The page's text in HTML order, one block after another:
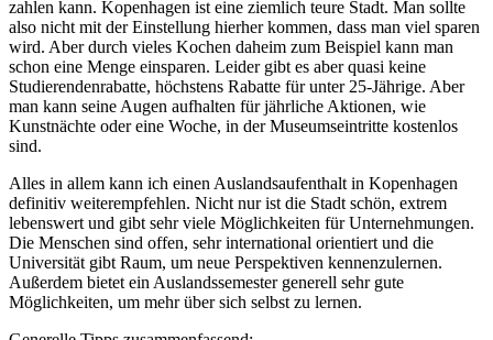
zahlen kann. Kopenhagen ist eine ziemlich teure Stadt. Man sollte
also nicht mit der Einstellung hierher kommen, dass man viel sparen
wird. Aber durch vieles Kochen daheim zum Beispiel kann man
schon eine Menge einsparen. Leider gibt es aber quasi keine
Studierendenrabatte, höchstens Rabatte für unter 25-Jährige. Aber
man kann seine Augen aufhalten für jährliche Aktionen, wie
Kunstnächte oder eine Woche, in der Museumseintritte kostenlos
sind.
Alles in allem kann ich einen Auslandsaufenthalt in Kopenhagen
definitiv weiterempfehlen. Nicht nur ist die Stadt schön, extrem
lebenswert und gibt sehr viele Möglichkeiten für Unternehmungen.
Die Menschen sind offen, sehr international orientiert und die
Universität gibt Raum, um neue Perspektiven kennenzulernen.
Außerdem bietet ein Auslandssemester generell sehr gute
Möglichkeiten, um mehr über sich selbst zu lernen.